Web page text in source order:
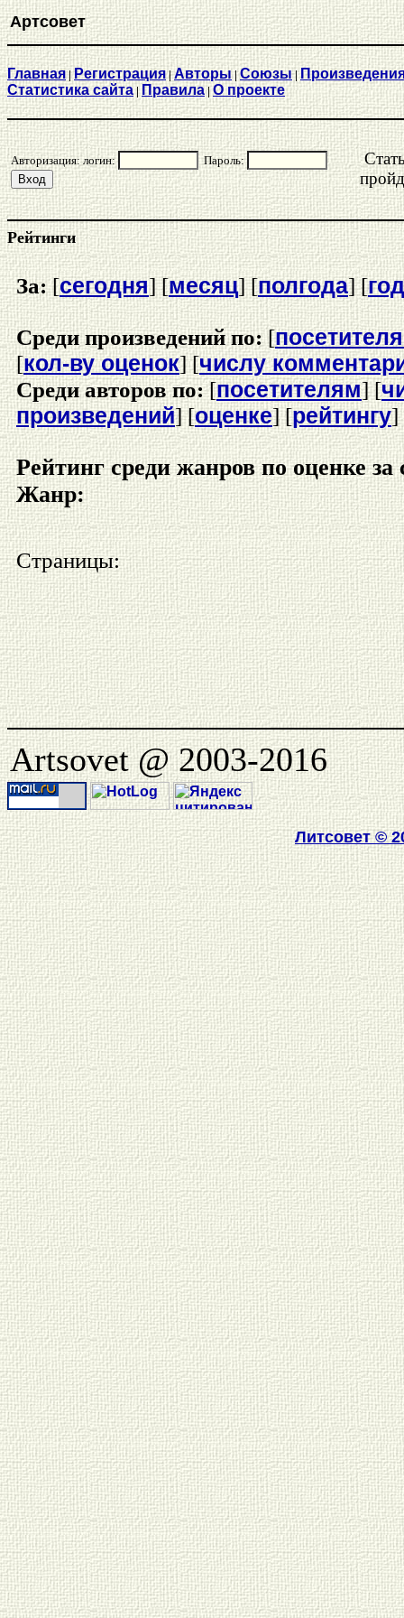
Артсовет
Главная|Регистрация|Aвторы|Союзы|
Статистика сайта | Правила|О проекте
Авторизация: логин: Пароль:
Рейтинги
За:[сегодня] [месяц] [полгода] [год
Среди произведений по:[
[кол-ву оценок] [числу
Среди авторов по:[посетителям] [
произведений] [оценке] [рейтингу]
Рейтинг среди жанров по оценке за
Жанр:
Страницы:
Artsovet @ 2003-2016
Литсовет©